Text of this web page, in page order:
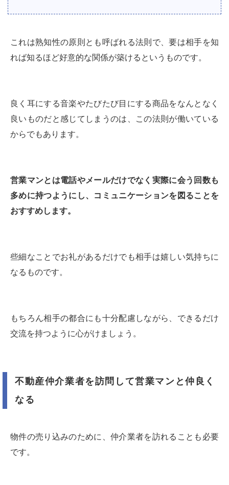
これは熟知性の原則とも呼ばれる法則で、要は相手を知
れば知るほど好意的な関係が築けるというものです。
良く耳にする音楽やたびたび目にする商品をなんとなく
良いものだと感じてしまうのは、この法則が働いている
からでもあります。
営業マンとは電話やメールだけでなく実際に会う回数も
多めに持つようにし、コミュニケーションを図ることを
おすすめします。
些細なことでお礼があるだけでも相手は嬉しい気持ちに
なるものです。
もちろん相手の都合にも十分配慮しながら、できるだけ
交流を持つように心がけましょう。
不動産仲介業者を訪問して営業マンと仲良く
なる
物件の売り込みのために、仲介業者を訪れることも必要
です。